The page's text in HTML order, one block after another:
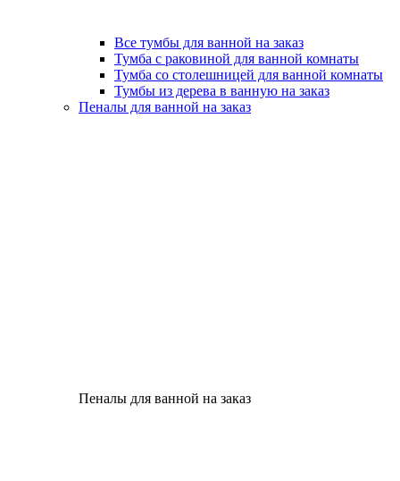
Все тумбы для ванной на заказ
Тумба с раковиной для ванной комнаты
Тумба со столешницей для ванной комнаты
Тумбы из дерева в ванную на заказ
Пеналы для ванной на заказ
Пеналы для ванной на заказ